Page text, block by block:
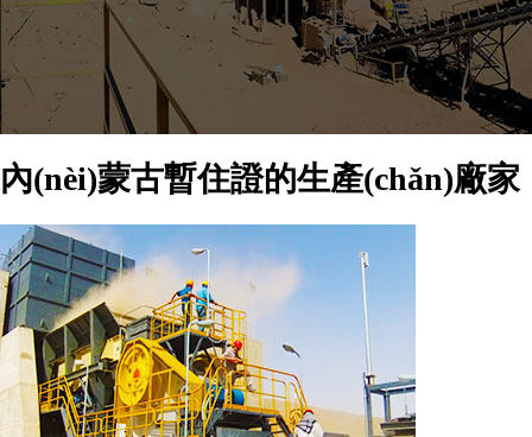
內(nèi)蒙古暫住證的生產(chǎn)廠家